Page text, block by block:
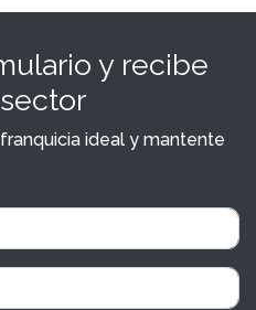
y recibe
ideal y mantente